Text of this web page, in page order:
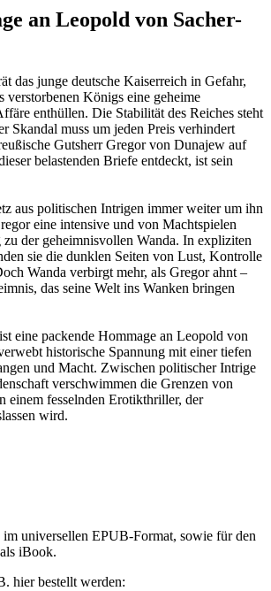
an Leopold von Sacher-
das junge deutsche Kaiserreich in Gefahr,
verstorbenen Königs eine geheime
enthüllen. Die Stabilität des Reiches steht
Skandal muss um jeden Preis verhindert
Gutsherr Gregor von Dunajew auf
belastenden Briefe entdeckt, ist sein
aus politischen Intrigen immer weiter um ihn
eine intensive und von Machtspielen
zu der geheimnisvollen Wanda. In expliziten
sie die dunklen Seiten von Lust, Kontrolle
Wanda verbirgt mehr, als Gregor ahnt –
das seine Welt ins Wanken bringen
eine packende Hommage an Leopold von
historische Spannung mit einer tiefen
und Macht. Zwischen politischer Intrige
verschwimmen die Grenzen von
einem fesselnden Erotikthriller, der
wird.
universellen EPUB-Format, sowie für den
iBook.
hier bestellt werden: